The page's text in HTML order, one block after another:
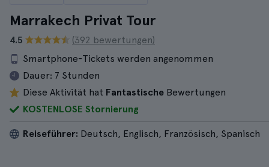
Marrakech Privat Tour
4.5
(392 bewertungen)
Smartphone-Tickets werden angenommen
Dauer: 7 Stunden
Diese Aktivität hat Fantastische Bewertungen
KOSTENLOSE Stornierung
Reiseführer: Deutsch, Englisch, Französisch, Spanisch